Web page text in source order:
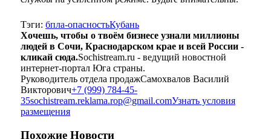
Тэги: бпла-опасностьКубань
Хочешь, чтобы о твоём бизнесе узнали миллионы
людей в Сочи, Краснодарском крае и всей России -
кликай сюда.Sochistream.ru - ведущий новостной
интернет-портал Юга страны.
Руководитель отдела продажСамохвалов Василий
Викторович+7 (999) 784-45-
35sochistream.reklama.rop@gmail.comУзнать условия
размещения
Похожие Новости